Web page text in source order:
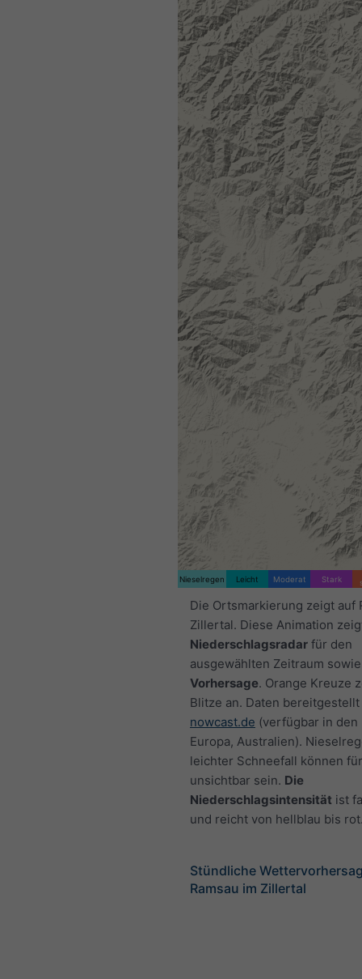
Nieselregen Leicht Moderat Stark
Die Ortsmarkierung zeigt auf
Zillertal. Diese Animation
Niederschlagsradar für den
ausgewählten Zeitraum
Vorhersage. Orange Kreuze
Blitze an. Daten
nowcast.de (verfügbar in den
Europa, Australien).
leichter Schneefall können
unsichtbar sein. Die
Niederschlagsintensität ist
und reicht von hellblau bis
Stündliche
Ramsau im Zillertal